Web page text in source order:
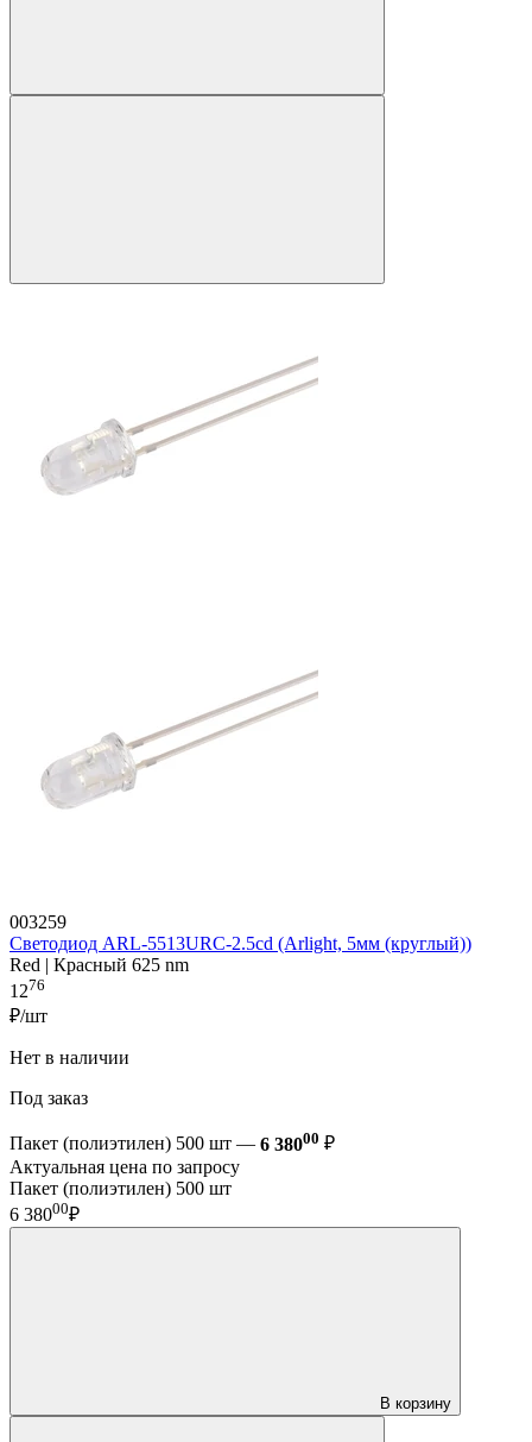
003259
Светодиод ARL-5513URC-2.5cd (Arlight, 5мм (круглый))
Red | Красный 625 nm
1276
₽/шт
Нет в наличии
Под заказ
Пакет (полиэтилен) 500 шт — 6 38000 ₽
Актуальная цена по запросу
Пакет (полиэтилен) 500 шт
6 38000₽
В корзину